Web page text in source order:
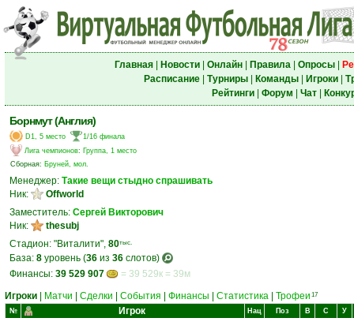
Главная| Новости| Онлайн| Правила| Опросы|
Расписание| Турниры| Команды| Игроки|
Рейтинги| Форум Чат|
Борнмут (Англия)
D1, 5 место
1/16 финала
Лига чемпионов: Группа, 1 место
Сборная: Бруней, мол.
Менеджер: Такие вещи стыдно спрашивать
Ник:
Offworld
Заместитель: Сергей Викторович
Ник:
thesubj
Стадион: "Виталити", 80тыс.
База: 8 уровень (36 из 36 слотов)
Финансы: 39 529 907
= 39 529к = 39м
Игроки
Матчи Сделки События Финансы Статистика Трофеи 17
№ Игрок Нац Поз В С У